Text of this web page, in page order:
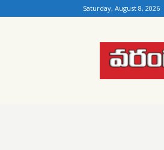
Saturday, August 8, 2026